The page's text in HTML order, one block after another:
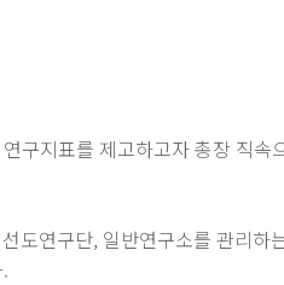
구지표를 제고하고자 총장 직속
도연구단, 일반연구소를 관리하